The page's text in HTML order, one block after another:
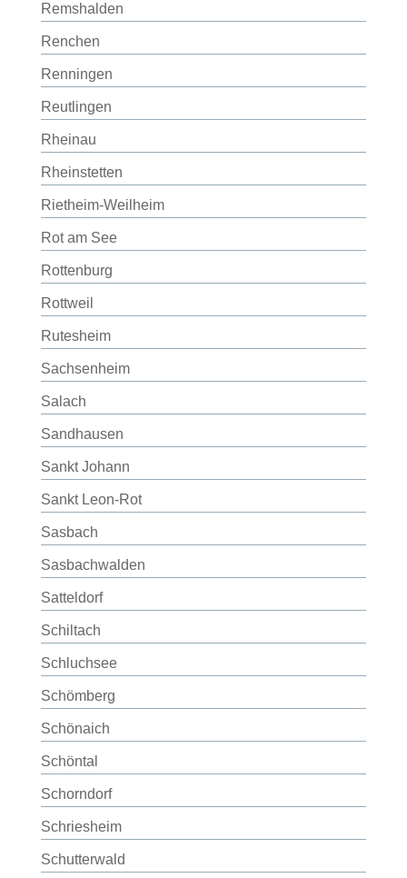
Remshalden
Renchen
Renningen
Reutlingen
Rheinau
Rheinstetten
Rietheim-Weilheim
Rot am See
Rottenburg
Rottweil
Rutesheim
Sachsenheim
Salach
Sandhausen
Sankt Johann
Sankt Leon-Rot
Sasbach
Sasbachwalden
Satteldorf
Schiltach
Schluchsee
Schömberg
Schönaich
Schöntal
Schorndorf
Schriesheim
Schutterwald